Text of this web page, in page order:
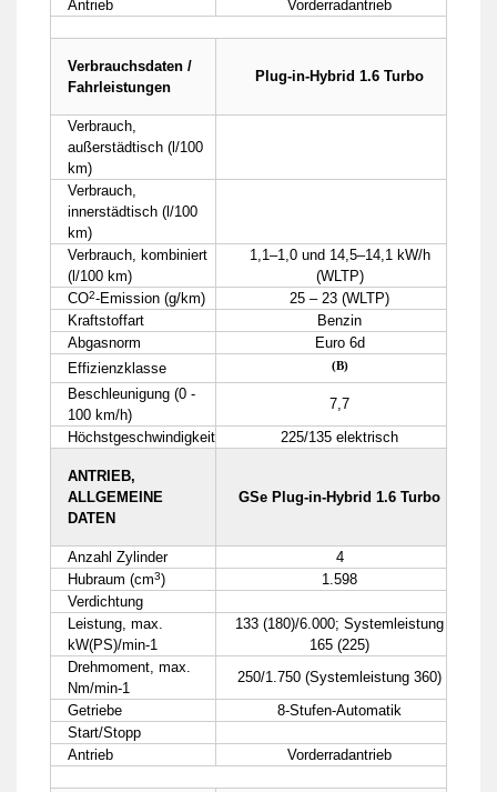
Antrieb
Vorderradantrieb
Verbrauchsdaten /
Fahrleistungen
Plug-in-Hybrid 1.6 Turbo
Verbrauch,
außerstädtisch (l/100
km)
Verbrauch,
innerstädtisch (l/100
km)
Verbrauch, kombiniert
(l/100 km)
1,1–1,0 und 14,5–14,1 kW/h
(WLTP)
CO2-Emission (g/km)
25 – 23 (WLTP)
Kraftstoffart
Benzin
Abgasnorm
Euro 6d
Effizienzklasse
(B)
Beschleunigung (0 -
100 km/h)
7,7
Höchstgeschwindigkeit
225/135 elektrisch
ANTRIEB,
ALLGEMEINE
DATEN
GSe Plug-in-Hybrid 1.6 Turbo
Anzahl Zylinder
4
Hubraum (cm3)
1.598
Verdichtung
Leistung, max.
kW(PS)/min-1
133 (180)/6.000; Systemleistung
165 (225)
Drehmoment, max.
Nm/min-1
250/1.750 (Systemleistung 360)
Getriebe
8-Stufen-Automatik
Start/Stopp
Antrieb
Vorderradantrieb